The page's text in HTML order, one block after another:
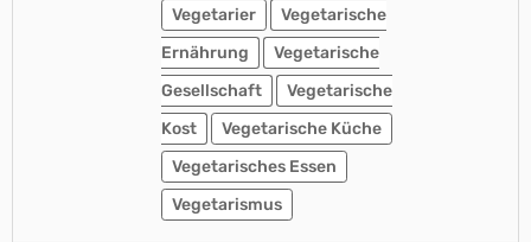
Vegetarier
Vegetarische
Ernährung
Vegetarische
Gesellschaft
Vegetarische
Kost
Vegetarische Küche
Vegetarisches Essen
Vegetarismus